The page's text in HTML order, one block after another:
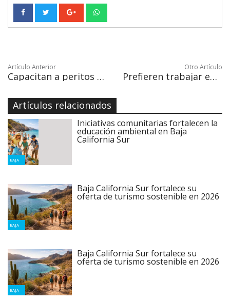
Artículo Anterior
Capacitan a peritos de la PGJE en genética forense
Otro Artículo
Prefieren trabajar en la hotelería que en corporaciones de seguridad
Artículos relacionados
BAJA
Iniciativas comunitarias fortalecen la
educación ambiental en Baja
California Sur
BAJA
Baja California Sur fortalece su
oferta de turismo sostenible en 2026
BAJA
Baja California Sur fortalece su
oferta de turismo sostenible en 2026